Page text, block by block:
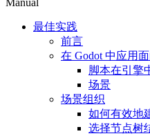
Manual
最佳实践
前言
在 Godot 中应用
脚本在引擎
场景
场景组织
如何有效地
选择节点树